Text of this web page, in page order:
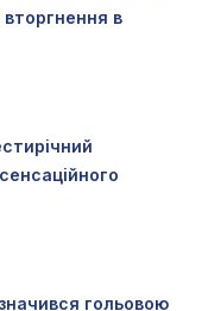
вторгнення в
гольовою